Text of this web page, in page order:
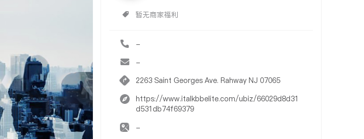
暂无商家福利
-
-
2263 Saint Georges Ave. Rahway NJ 07065
https://www.italkbbelite.com/ubiz/66029d8d31
d531db74f69379
-